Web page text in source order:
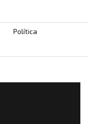
Política